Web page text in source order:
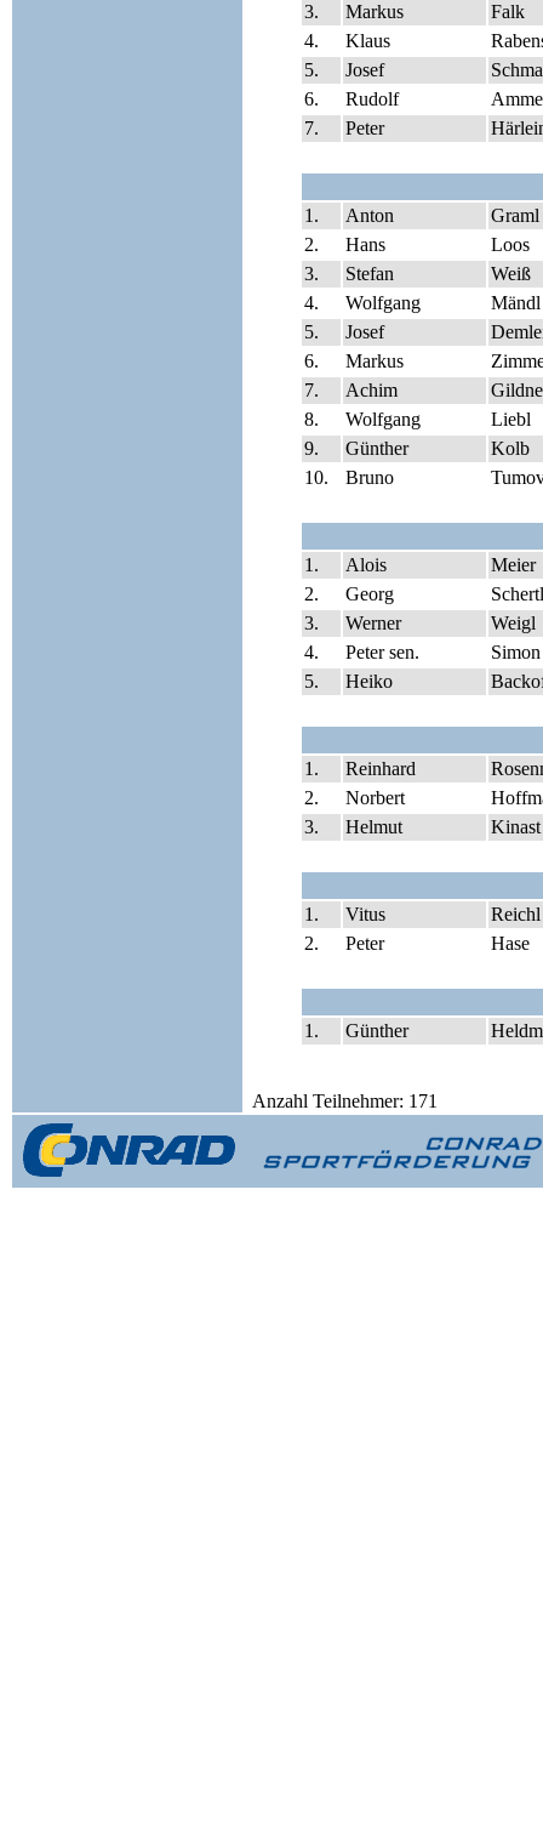
3.
Markus
Falk
4.
Klaus
5.
Josef
6.
Rudolf
7.
Peter
1. Anton
Graml
2.
Hans
Loos
3.
Stefan
Weiß
4.
Wolfgang
Mändl
5.
Josef
6.
Markus
7.
Achim
8.
Wolfgang
Liebl
9.
Günther
Kolb
10.
Bruno
1. Alois
Meier
2.
Georg
Schertl
3.
Werner
Weigl
4.
Peter sen.
Simon
5.
Heiko
1. Reinhard
2.
Norbert
3.
Helmut Kinast
1. Vitus
Reichl
2.
Peter Hase
1. Günther
Anzahl Teilnehmer: 171